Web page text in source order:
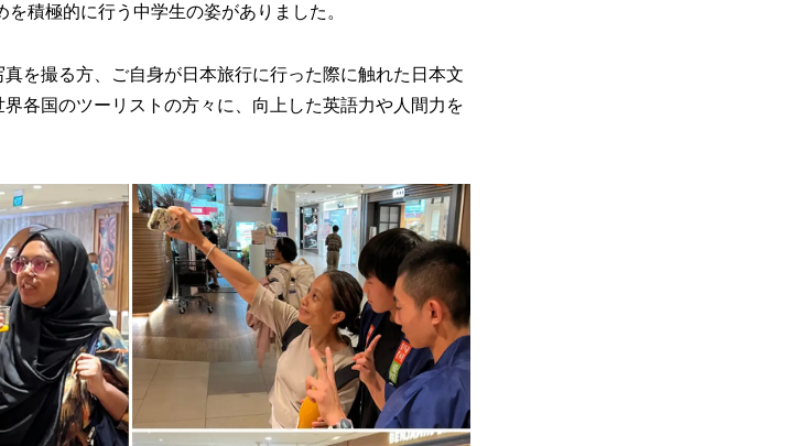
積極的に行う中学生の姿がありました。
を撮る方、ご自身が日本旅行に行った際に触れた日本文
各国のツーリストの方々に、向上した英語力や人間力を